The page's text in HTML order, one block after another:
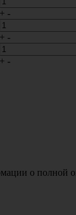
+ -
+ -
+ -
о полной